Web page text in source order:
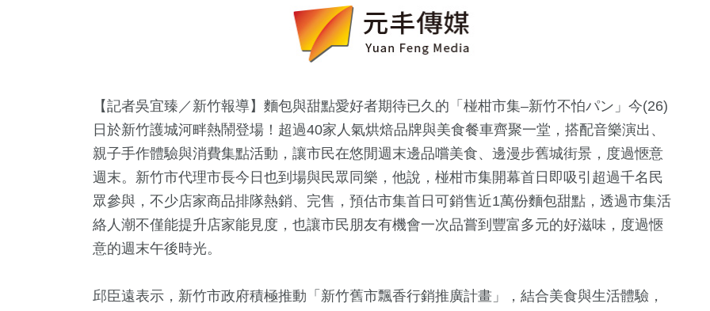
【記者吳宜臻／新竹報導】麵包與甜點愛好者期待已久的「椪柑市集–新竹不怕パン」今(26)
日於新竹護城河畔熱鬧登場！超過40家人氣烘焙品牌與美食餐車齊聚一堂，搭配音樂演出、
親子手作體驗與消費集點活動，讓市民在悠閒週末邊品嚐美食、邊漫步舊城街景，度過愜意
週末。新竹市代理市長今日也到場與民眾同樂，他說，椪柑市集開幕首日即吸引超過千名民
眾參與，不少店家商品排隊熱銷、完售，預估市集首日可銷售近1萬份麵包甜點，透過市集活
絡人潮不僅能提升店家能見度，也讓市民朋友有機會一次品嘗到豐富多元的好滋味，度過愜
意的週末午後時光。
邱臣遠表示，新竹市政府積極推動「新竹舊市飄香行銷推廣計畫」，結合美食與生活體驗，